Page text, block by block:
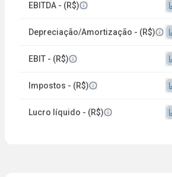
EBITDA - (R$)
Depreciação/Amortização - (R$)
EBIT - (R$)
Impostos - (R$)
Lucro líquido - (R$)